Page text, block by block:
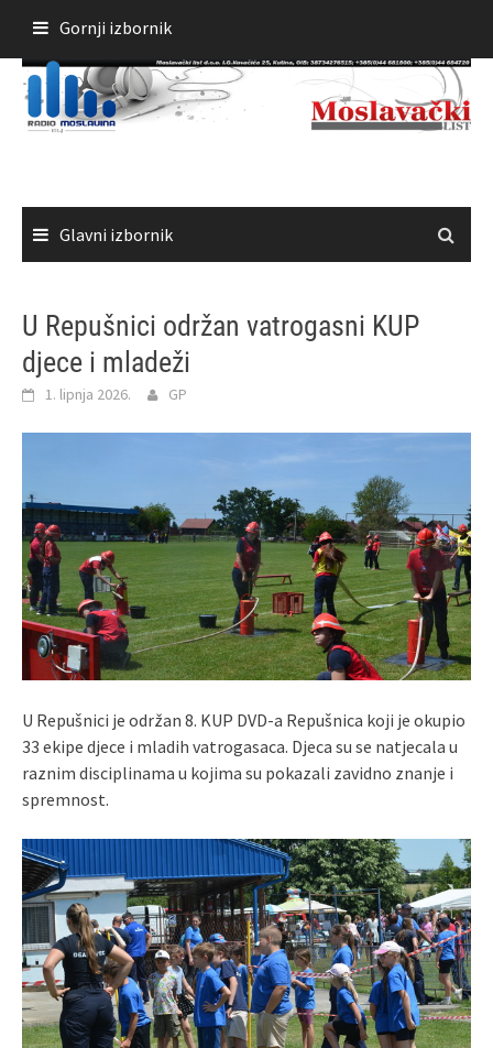
sadržaja
Gornji izbornik
Glavni izbornik
U Repušnici održan vatrogasni KUP
djece i mladeži
1. lipnja 2026. GP
U Repušnici je održan 8. KUP DVD-a Repušnica koji je okupio
33 ekipe djece i mladih vatrogasaca. Djeca su se natjecala u
raznim disciplinama u kojima su pokazali zavidno znanje i
spremnost.